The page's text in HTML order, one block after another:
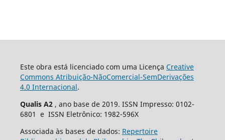
Este obra está licenciado com uma Licença Creative
Commons Atribuição-NãoComercial-SemDerivações
4.0 Internacional.
Qualis A2 , ano base de 2019. ISSN Impresso: 0102-
6801 e ISSN Eletrônico: 1982-596X
Associada às bases de dados: Repertoire